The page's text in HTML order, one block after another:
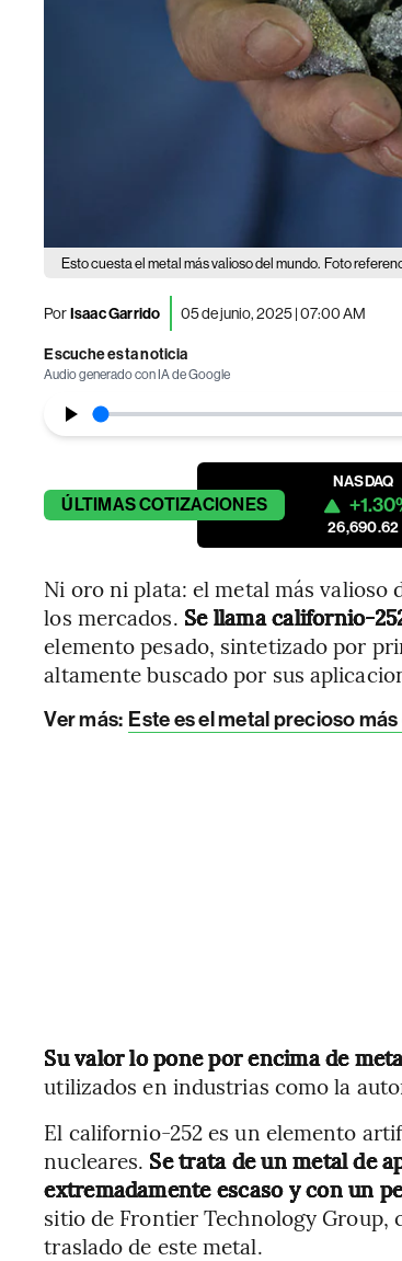
Esto cuesta el metal más valioso del mundo. Foto
PorIsaac Garrido 05 de junio, 2025 | 07:00 AM
Escuche esta noticia
Audio generado con IA de Google
ÚLTIMASCOTIZACIONES
NASDAQ
26,690.62
Ni oro ni plata: el metal más valioso
los mercados. Se llama californio-
elemento pesado, sintetizado por
altamente buscado por sus
Ver más: Este es el metal precioso
Su valor lo pone por encima de
utilizados en industrias como la
El californio-252 es un elemento
nucleares. Se trata de un metal de
extremadamente escaso y con un
sitio de Frontier Technology Group,
traslado de este metal.